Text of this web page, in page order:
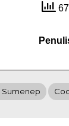
Sumenep